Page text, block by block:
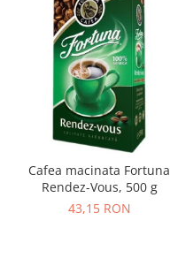
Cafea macinata Fortuna
Rendez-Vous, 500 g
43,15 RON